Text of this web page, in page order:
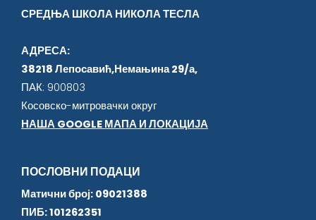
СРЕДЊА ШКОЛА НИКОЛА ТЕСЛА
АДРЕСА:
38218 Лепосавић,Немањина 29/а,
ПАК: 900803
Косовско-митровачки округ
НАША GOOGLE МАПА И ЛОКАЦИЈА
ПОСЛОВНИ ПОДАЦИ
Матични број: 09021388
ПИБ: 101262351